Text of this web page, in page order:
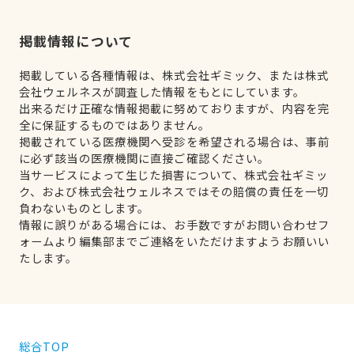
掲載情報について
掲載している各種情報は、株式会社ギミック、または株式
会社ウェルネスが調査した情報をもとにしています。
出来るだけ正確な情報掲載に努めておりますが、内容を完
全に保証するものではありません。
掲載されている医療機関へ受診を希望される場合は、事前
に必ず該当の医療機関に直接ご確認ください。
当サービスによって生じた損害について、株式会社ギミッ
ク、および株式会社ウェルネスではその賠償の責任を一切
負わないものとします。
情報に誤りがある場合には、お手数ですがお問い合わせフ
ォームより編集部までご連絡をいただけますようお願いい
たします。
総合TOP